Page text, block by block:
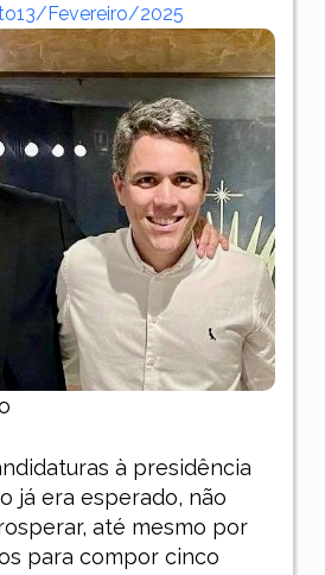
13/fevereiro/2025
à presidência
já era esperado, não
até mesmo por
para compor cinco